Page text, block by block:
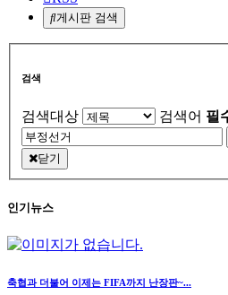
게시판 검색
검색
검색대상 검색어 필
닫기
인기뉴스
축협과 더불어 이제는 FIFA까지 난장판~...